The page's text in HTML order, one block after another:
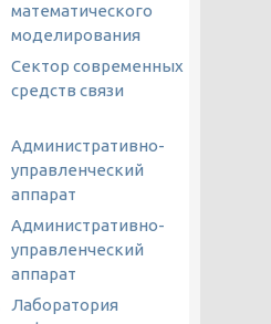
математического
моделирования
Сектор современных
средств связи
Административно-
управленческий
аппарат
Административно-
управленческий
аппарат
Лаборатория